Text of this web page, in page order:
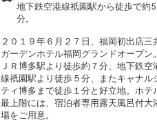
地下鉄空港線祇園駅から徒歩で約5
分。
２０１９年６月２７日、福岡初出店三
ガーデンホテル福岡グランドオープン。
ＪＲ博多駅より徒歩約７分、地下鉄空
線祇園駅より徒歩５分、またキャナル
ティ博多まで徒歩１分と好立地。ホテ
最上階には、宿泊者専用露天風呂付大
場をご用意。